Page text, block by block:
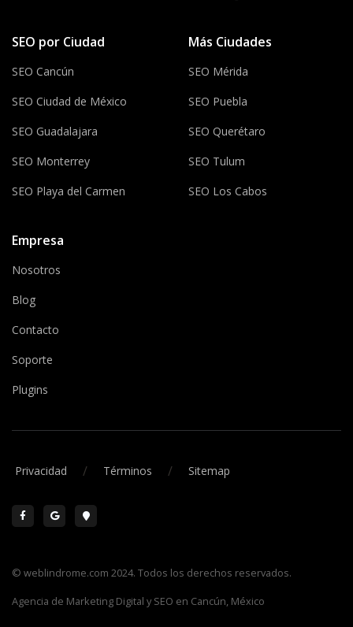
SEO por Ciudad
SEO Cancún
SEO Ciudad de México
SEO Guadalajara
SEO Monterrey
SEO Playa del Carmen
Más Ciudades
SEO Mérida
SEO Puebla
SEO Querétaro
SEO Tulum
SEO Los Cabos
Empresa
Nosotros
Blog
Contacto
Soporte
Plugins
Privacidad / Términos / Sitemap
© weblindrome.com 2024. Todos los derechos reservados.
Agencia de Marketing Digital y SEO en Cancún, México